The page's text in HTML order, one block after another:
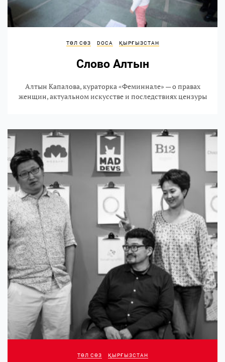
ТӨЛ СӨЗ DOCA ҚЫРҒЫЗСТАН
Слово Алтын
Алтын Капалова, кураторка «Феминнале» — о правах
женщин, актуальном искусстве и последствиях цензуры
ТӨЛ СӨЗ ҚЫРҒЫЗСТАН